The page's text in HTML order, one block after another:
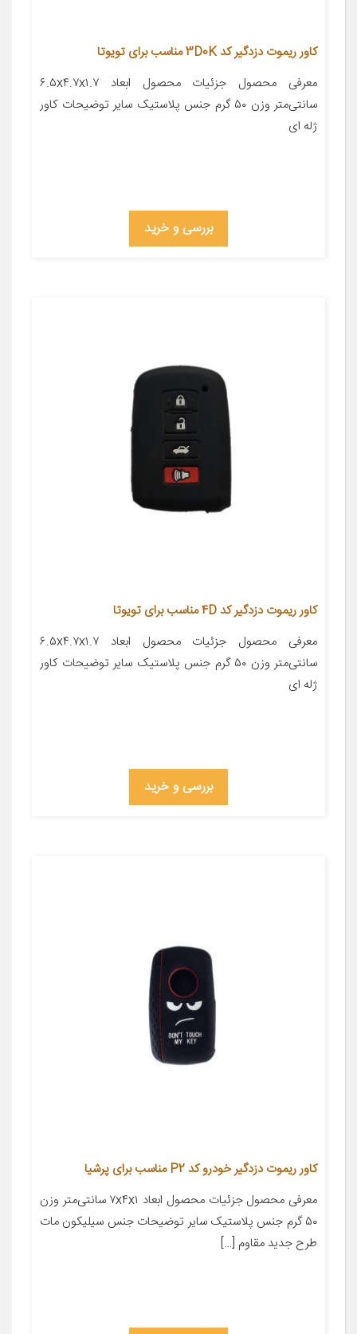
کاور ریموت دزدگیر کد 3D0K مناسب برای تویوتا
معرفی محصول جزئیات محصول ابعاد ۶.۵x۴.۷x۱.۷
سانتی‌متر وزن ۵۰ گرم جنس پلاستیک سایر توضیحات کاور
ژله ای
بررسی و خرید
کاور ریموت دزدگیر کد 4D مناسب برای تویوتا
معرفی محصول جزئیات محصول ابعاد ۶.۵x۴.۷x۱.۷
سانتی‌متر وزن ۵۰ گرم جنس پلاستیک سایر توضیحات کاور
ژله ای
بررسی و خرید
کاور ریموت دزدگیر خودرو کد P2 مناسب برای پرشیا
معرفی محصول جزئیات محصول ابعاد ۷x۴x۱ سانتی‌متر وزن
۵۰ گرم جنس پلاستیک سایر توضیحات جنس سیلیکون مات
طرح جدید مقاوم […]